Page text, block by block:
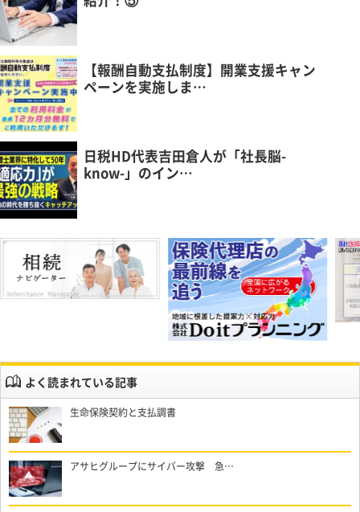
【報酬自動支払制度】開業支援キャン
ペーンを実施しま…
日税HD代表吉田倉人が「社長脳-
know-」のイン…
よく読まれている記事
生命保険契約と支払調書
アサヒグループにサイバー攻撃 急…